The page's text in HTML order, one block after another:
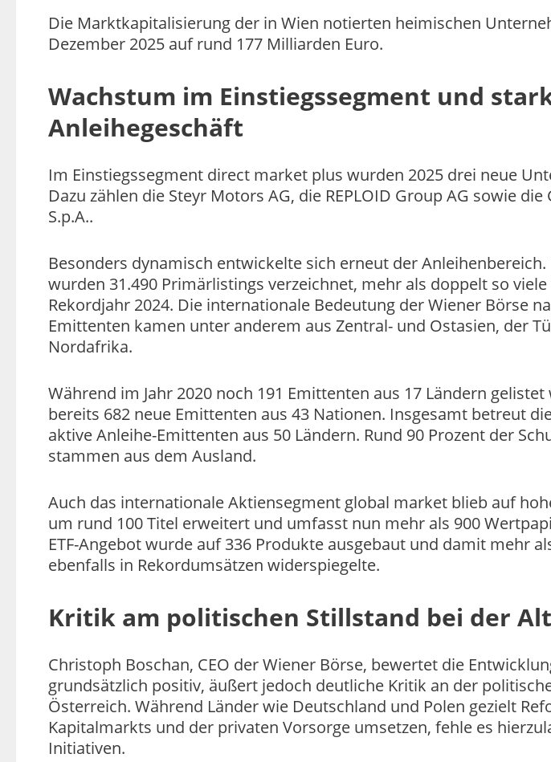
Die Marktkapitalisierung der in Wien notierten heimischen
Dezember 2025 auf rund 177 Milliarden Euro.
Wachstum im Einstiegssegment und
Anleihegeschäft
Im Einstiegssegment direct market plus wurden 2025 drei neue
Dazu zählen die Steyr Motors AG, die REPLOID Group AG sowie
S.p.A..
Besonders dynamisch entwickelte sich erneut der Anleihenbereich.
wurden 31.490 Primärlistings verzeichnet, mehr als doppelt so
Rekordjahr 2024. Die internationale Bedeutung der Wiener Börse
Emittenten kamen unter anderem aus Zentral- und Ostasien, der
Nordafrika.
Während im Jahr 2020 noch 191 Emittenten aus 17 Ländern
bereits 682 neue Emittenten aus 43 Nationen. Insgesamt betreut
aktive Anleihe-Emittenten aus 50 Ländern. Rund 90 Prozent der
stammen aus dem Ausland.
Auch das internationale Aktiensegment global market blieb auf
um rund 100 Titel erweitert und umfasst nun mehr als 900
ETF-Angebot wurde auf 336 Produkte ausgebaut und damit mehr
ebenfalls in Rekordumsätzen widerspiegelte.
Kritik am politischen Stillstand bei der
Christoph Boschan, CEO der Wiener Börse, bewertet die
grundsätzlich positiv, äußert jedoch deutliche Kritik an der
Österreich. Während Länder wie Deutschland und Polen gezielt
Kapitalmarkts und der privaten Vorsorge umsetzen, fehle es
Initiativen.